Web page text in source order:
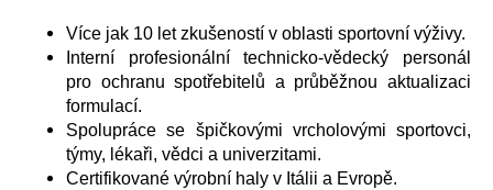
Více jak 10 let zkušeností v oblasti sportovní výživy.
Interní profesionální technicko-vědecký personál
pro ochranu spotřebitelů a průběžnou aktualizaci
formulací.
Spolupráce se špičkovými vrcholovými sportovci,
týmy, lékaři, vědci a univerzitami.
Certifikované výrobní haly v Itálii a Evropě.